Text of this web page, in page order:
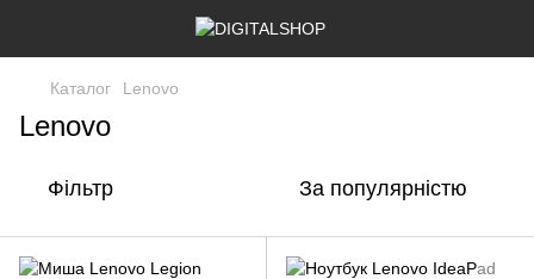
Каталог Lenovo
Lenovo
Фільтр За популярністю